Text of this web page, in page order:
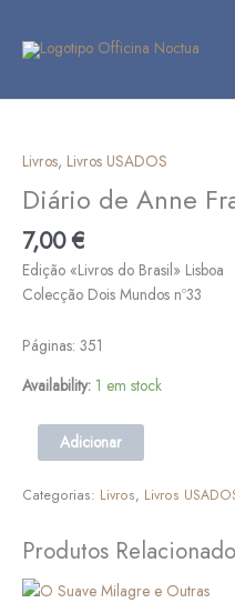
content
Livros, Livros USADOS
Diário de Anne
7,00€
Edição «Livros do Brasil» Lisboa
Colecção Dois Mundos nº33
Páginas: 351
Availability: 1 em stock
Diário
Anne
Frank
Anne
Frank
Adicionar
Categorias: Livros, Livros
Produtos